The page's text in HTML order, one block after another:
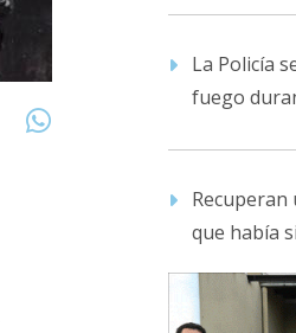
La Policía
fuego
Recuperan
que había